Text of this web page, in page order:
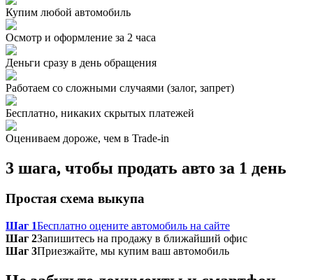
Купим любой автомобиль
Осмотр и оформление за 2 часа
Деньги сразу в день обращения
Работаем со сложными случаями (залог, запрет)
Бесплатно, никаких скрытых платежей
Оцениваем дороже, чем в Trade‑in
3 шага, чтобы продать авто за 1 день
Простая схема выкупа
Шаг 1Бесплатно оцените автомобиль на сайте
Шаг 2Запишитесь на продажу в ближайший офис
Шаг 3Приезжайте, мы купим ваш автомобиль